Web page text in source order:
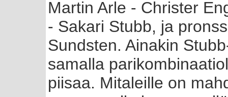
Martin Arle - Christer
- Sakari Stubb, ja
Sundsten. Ainakin
samalla
piisaa. Mitaleille on